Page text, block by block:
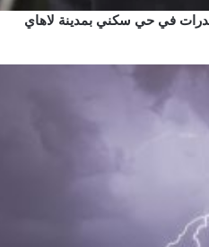
في حي سكني بمدينة لاهاي